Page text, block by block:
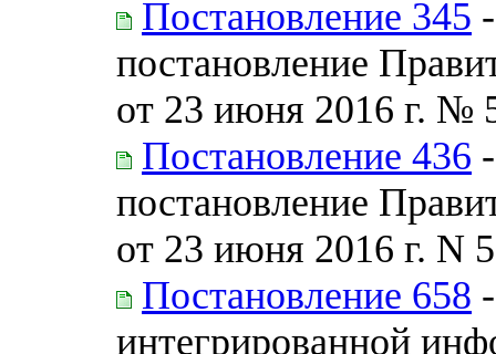
Постановление 345
постановление
от 23 июня 2016 г. №
Постановление 436
постановление
от 23 июня 2016 г. N
Постановление 658
интегрированной